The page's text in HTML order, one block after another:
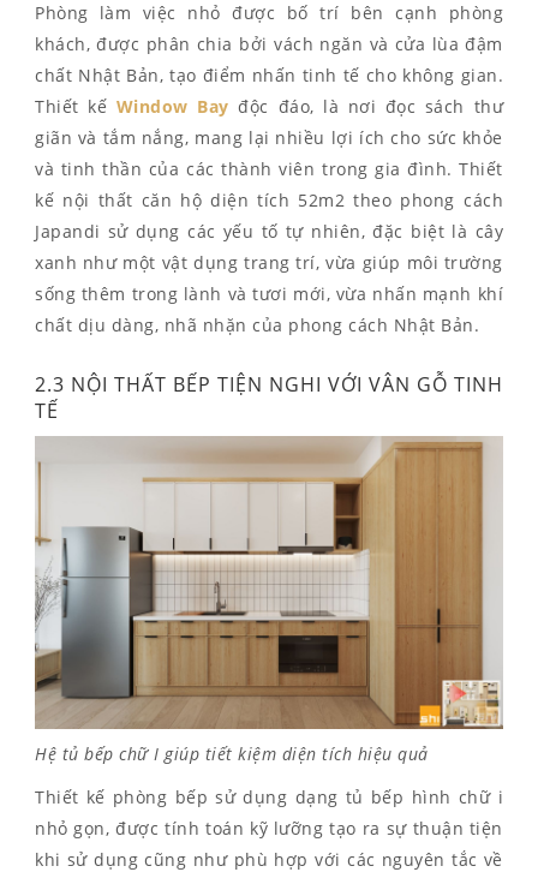
Phòng làm việc nhỏ được bố trí bên cạnh phòng
khách, được phân chia bởi vách ngăn và cửa lùa đậm
chất Nhật Bản, tạo điểm nhấn tinh tế cho không gian.
Thiết kế Window Bay độc đáo, là nơi đọc sách thư
giãn và tắm nắng, mang lại nhiều lợi ích cho sức khỏe
và tinh thần của các thành viên trong gia đình. Thiết
kế nội thất căn hộ diện tích 52m2 theo phong cách
Japandi sử dụng các yếu tố tự nhiên, đặc biệt là cây
xanh như một vật dụng trang trí, vừa giúp môi trường
sống thêm trong lành và tươi mới, vừa nhấn mạnh khí
chất dịu dàng, nhã nhặn của phong cách Nhật Bản.
2.3 NỘI THẤT BẾP TIỆN NGHI VỚI VÂN GỖ TINH
TẾ
Hệ tủ bếp chữ I giúp tiết kiệm diện tích hiệu quả
Thiết kế phòng bếp sử dụng dạng tủ bếp hình chữ i
nhỏ gọn, được tính toán kỹ lưỡng tạo ra sự thuận tiện
khi sử dụng cũng như phù hợp với các nguyên tắc về